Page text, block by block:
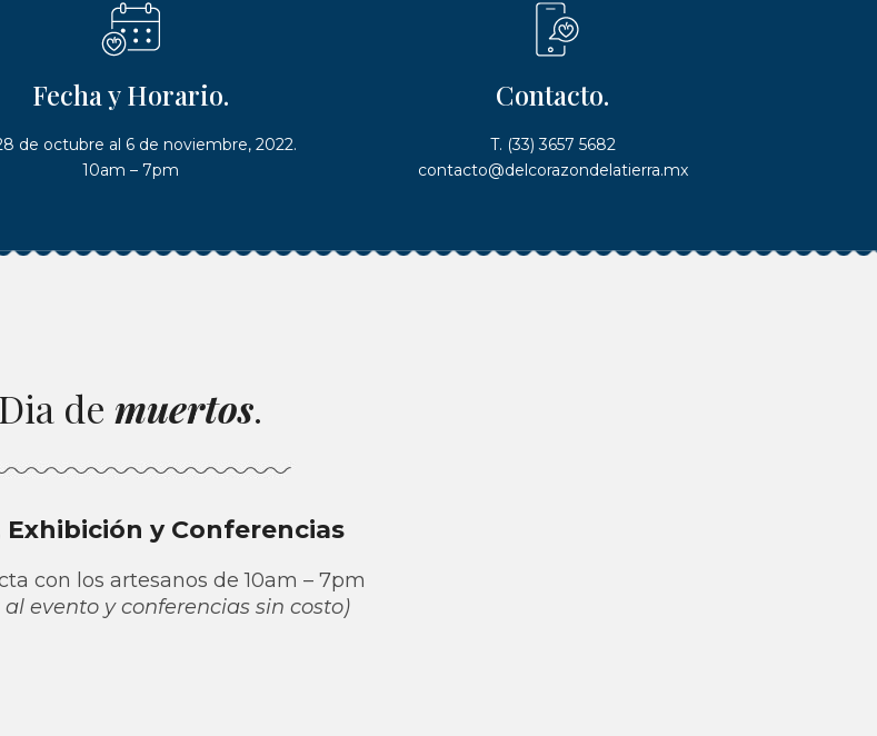
Fecha y Horario.
de octubre al 6 de noviembre, 2022.
10am – 7pm
Contacto.
T. (33) 3657 5682
contacto@delcorazondelatierra.mx
Dia de muertos.
Exhibición y Conferencias
con los artesanos de 10am – 7pm
evento y conferencias sin costo)